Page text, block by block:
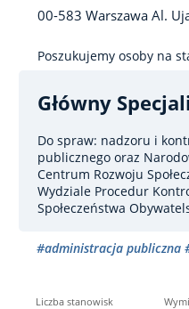
00-583 Warszawa Al.
Poszukujemy osoby na
Główny
Do spraw: nadzoru i
publicznego oraz
Centrum Rozwoju
Wydziale Procedur
Społeczeństwa
#administracja publiczna
Liczba stanowisk